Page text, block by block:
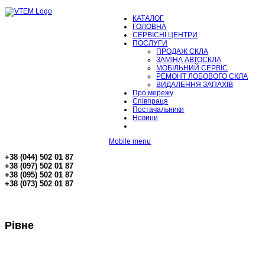
КАТАЛОГ
ГОЛОВНА
СЕРВІСНІ ЦЕНТРИ
ПОСЛУГИ
ПРОДАЖ СКЛА
ЗАМІНА АВТОСКЛА
МОБІЛЬНИЙ СЕРВІС
РЕМОНТ ЛОБОВОГО СКЛА
ВИДАЛЕННЯ ЗАПАХІВ
Про мережу
Співпраця
Постачальники
Новини
Mobile menu
+38 (044) 502 01 87
+38 (097) 502 01 87
+38 (095) 502 01 87
+38 (073) 502 01 87
Рівне